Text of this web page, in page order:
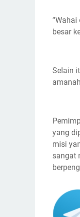
besar
Selain
yang
misi
sangat